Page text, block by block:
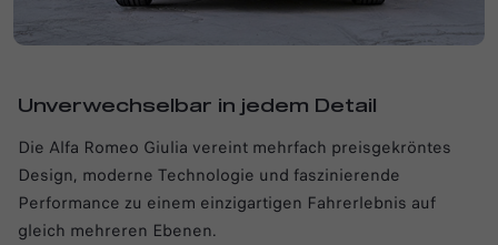
Unverwechselbar in jedem Detail
Die Alfa Romeo Giulia vereint mehrfach preisgekröntes
Design, moderne Technologie und faszinierende
Performance zu einem einzigartigen Fahrerlebnis auf
gleich mehreren Ebenen.